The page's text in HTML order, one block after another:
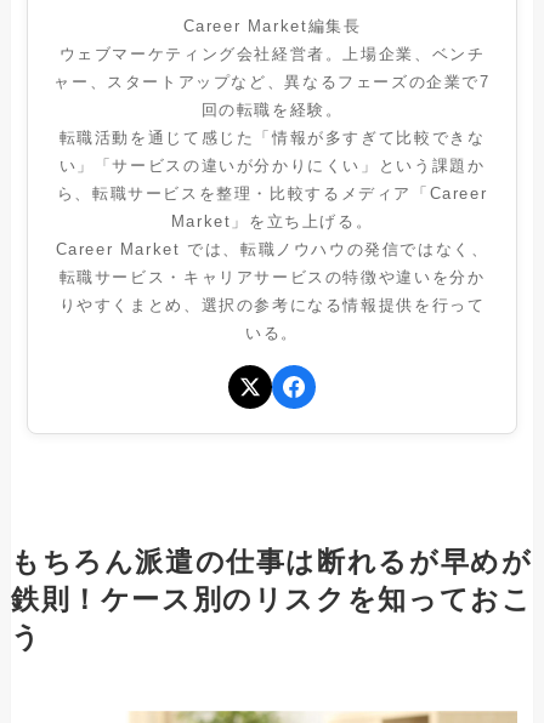
Career Market編集長
ウェブマーケティング会社経営者。上場企業、ベンチ
ャー、スタートアップなど、異なるフェーズの企業で7
回の転職を経験。
転職活動を通じて感じた「情報が多すぎて比較できな
い」「サービスの違いが分かりにくい」という課題か
ら、転職サービスを整理・比較するメディア「Career
Market」を立ち上げる。
Career Market では、転職ノウハウの発信ではなく、
転職サービス・キャリアサービスの特徴や違いを分か
りやすくまとめ、選択の参考になる情報提供を行って
いる。
もちろん派遣の仕事は断れるが早めが
鉄則！ケース別のリスクを知っておこ
う